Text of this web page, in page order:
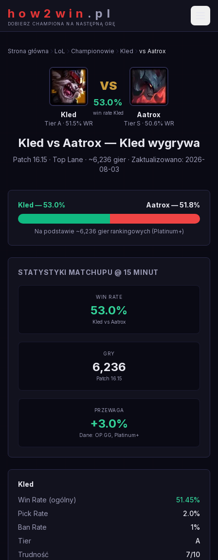
how2win . pl
DOBIERZ CHAMPIONA NA NASTĘPNĄ GRĘ
Strona główna LoL Championowie Kled vs Aatrox
Kled
TierA· 51.5% WR
VS
53.0%
win rate Kled Aatrox
Tier S · 50.6% WR
Kled vs Aatrox — Kled wygrywa
Patch 16.15 · Top Lane · ~6,236 gier · Zaktualizowano: 2026-
08-03
Kled —53.0% Aatrox —51.8%
Na podstawie ~6,236 gier rankingowych (Platinum+)
STATYSTYKI MATCHUPU @ 15 MINUT
WIN RATE
53.0%
Kled vs Aatrox
GRY
6,236
Patch 16.15
PRZEWAGA
+3.0%
Dane: OP.GG, Platinum+
Kled
Win Rate (ogólny)
51.45%
Pick Rate
2.0%
Ban Rate
1%
Tier
A
Trudność
7/10